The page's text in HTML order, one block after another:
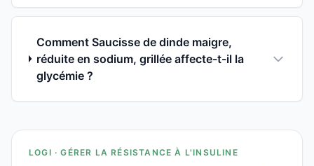
Comment Saucisse de dinde maigre,
réduite en sodium, grillée affecte-t-il la
glycémie ?
LOGI · GÉRER LA RÉSISTANCE À L'INSULINE